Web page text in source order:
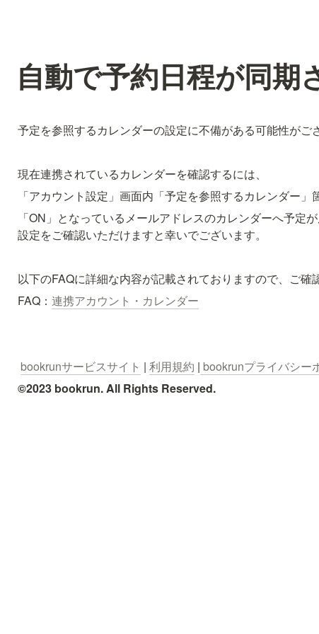
自動で予約日程が同期
予定を参照するカレンダーの設定に不備がある可能性がご
現在連携されているカレンダーを確認するには、
「アカウント設定」画面内「予定を参照するカレンダー」
「ON」となっているメールアドレスのカレンダーへ予定
設定をご確認いただけますと幸いでございます。
以下のFAQに詳細な内容が記載されておりますので、ご確
FAQ： 連携アカウント・カレンダー
bookrunサービスサイト | 利用規約 | bookrunプライバシー
©2023 bookrun. All Rights Reserved.